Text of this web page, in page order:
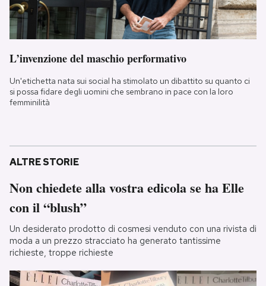
L’invenzione del maschio performativo
Un'etichetta nata sui social ha stimolato un dibattito su quanto ci
si possa fidare degli uomini che sembrano in pace con la loro
femminilità
ALTRE STORIE
Non chiedete alla vostra edicola se ha Elle
con il “blush”
Un desiderato prodotto di cosmesi venduto con una rivista di
moda a un prezzo stracciato ha generato tantissime
richieste, troppe richieste